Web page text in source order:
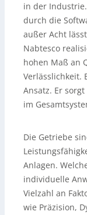
in der
durch die
außer Acht
Nabtesco
hohen Maß an
Verlässlichkeit.
Ansatz. Er
im
Die Getriebe
Anlagen.
individuelle
Vielzahl an
wie Präzision,